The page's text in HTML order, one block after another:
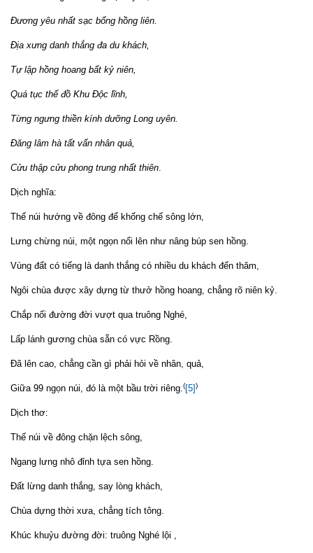
Đương yêu nhất sạc bổng hồng liên.
Địa xưng danh thắng đa du khách,
Tự lập hồng hoang bất kỷ niên,
Quá tục thế đồ Khu Độc lĩnh,
Từng ngưng thiền kính dưỡng Long uyên.
Đăng lâm hà tất vấn nhân quả,
Cửu thập cửu phong trung nhất thiên
Dịch nghĩa:
Thế núi hướng về đông để khống chế sông lớn,
Lưng chừng núi, một ngọn nổi lên như nâng búp sen hồng.
Vùng đất có tiếng là danh thắng có nhiều du khách đến thăm,
Ngôi chùa được xây dựng từ thưở hồng hoang, chẳng rõ niên kỷ.
Chắp nối đường đời vượt qua truông Nghé,
Lấp lánh gương chùa sẵn có vực Rồng.
Đã lên cao, chẳng cần gì phải hỏi về nhân, quả,
Giữa 99 ngọn núi, đó là một bầu trời riêng. ([5])
Dịch thơ:
Thế núi về đông chặn lệch sông,
Ngang lưng nhô đỉnh tựa sen hồng.
Đất lừng danh thắng, say lòng khách,
Chùa dựng thời xưa, chẳng tích tông.
Khúc khuỷu đường đời: truông Nghé lội ,